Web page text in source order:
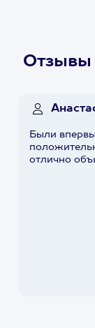
Отзывы
Были
отлично